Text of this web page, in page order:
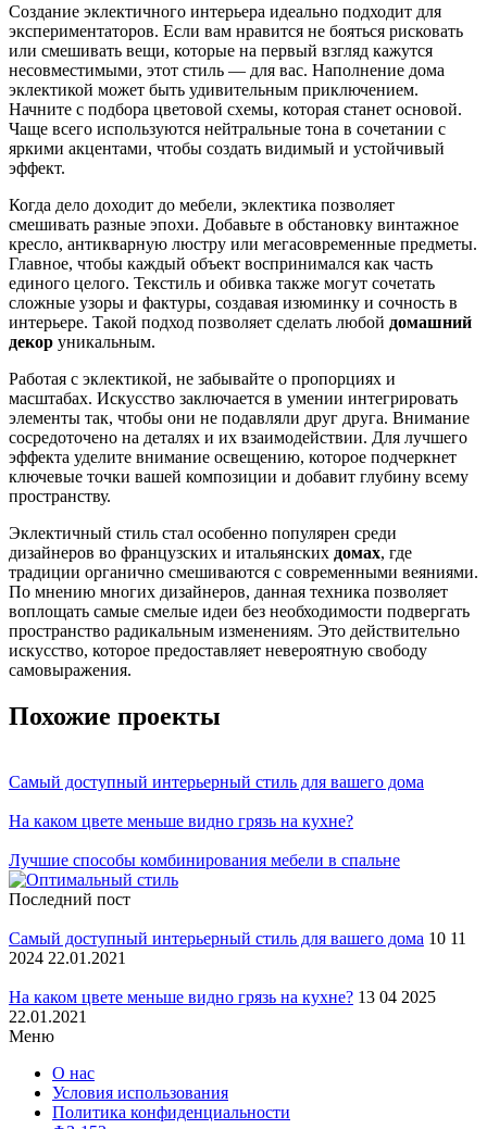
Создание эклектичного интерьера идеально подходит для
экспериментаторов. Если вам нравится не бояться рисковать
или смешивать вещи, которые на первый взгляд кажутся
несовместимыми, этот стиль — для вас. Наполнение дома
эклектикой может быть удивительным приключением.
Начните с подбора цветовой схемы, которая станет основой.
Чаще всего используются нейтральные тона в сочетании с
яркими акцентами, чтобы создать видимый и устойчивый
эффект.
Когда дело доходит до мебели, эклектика позволяет
смешивать разные эпохи. Добавьте в обстановку винтажное
кресло, антикварную люстру или мегасовременные предметы.
Главное, чтобы каждый объект воспринимался как часть
единого целого. Текстиль и обивка также могут сочетать
сложные узоры и фактуры, создавая изюминку и сочность в
интерьере. Такой подход позволяет сделать любой домашний
декор уникальным.
Работая с эклектикой, не забывайте о пропорциях и
масштабах. Искусство заключается в умении интегрировать
элементы так, чтобы они не подавляли друг друга. Внимание
сосредоточено на деталях и их взаимодействии. Для лучшего
эффекта уделите внимание освещению, которое подчеркнет
ключевые точки вашей композиции и добавит глубину всему
пространству.
Эклектичный стиль стал особенно популярен среди
дизайнеров во французских и итальянских домах, где
традиции органично смешиваются с современными веяниями.
По мнению многих дизайнеров, данная техника позволяет
воплощать самые смелые идеи без необходимости подвергать
пространство радикальным изменениям. Это действительно
искусство, которое предоставляет невероятную свободу
самовыражения.
Похожие проекты
Самый доступный интерьерный стиль для вашего дома
На каком цвете меньше видно грязь на кухне?
Лучшие способы комбинирования мебели в спальне
Последний пост
Самый доступный интерьерный стиль для вашего дома 10 11
2024 22.01.2021
На каком цвете меньше видно грязь на кухне? 13 04 2025
22.01.2021
Меню
О нас
Условия использования
Политика конфиденциальности